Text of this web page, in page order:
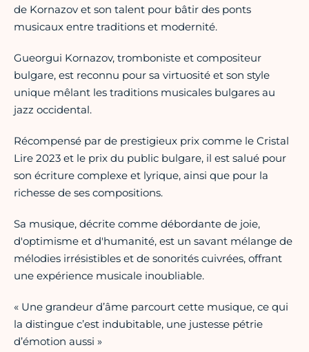
de Kornazov et son talent pour bâtir des ponts
musicaux entre traditions et modernité.
Gueorgui Kornazov, tromboniste et compositeur
bulgare, est reconnu pour sa virtuosité et son style
unique mêlant les traditions musicales bulgares au
jazz occidental.
Récompensé par de prestigieux prix comme le Cristal
Lire 2023 et le prix du public bulgare, il est salué pour
son écriture complexe et lyrique, ainsi que pour la
richesse de ses compositions.
Sa musique, décrite comme débordante de joie,
d'optimisme et d'humanité, est un savant mélange de
mélodies irrésistibles et de sonorités cuivrées, offrant
une expérience musicale inoubliable.
« Une grandeur d’âme parcourt cette musique, ce qui
la distingue c’est indubitable, une justesse pétrie
d’émotion aussi »